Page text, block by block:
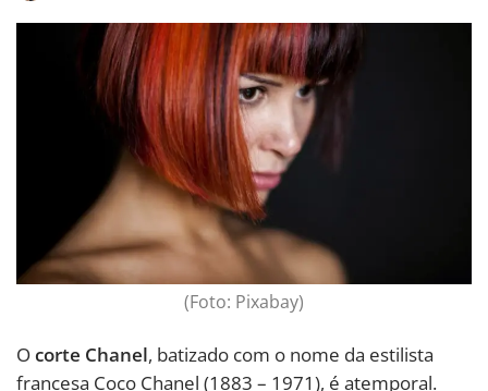
(Foto: Pixabay)
Ocorte Chanel, batizado com o nome da estilista
francesa Coco Chanel (1883 – 1971), é atemporal.